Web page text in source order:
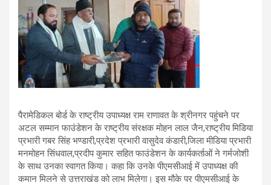
पैरामेडिकल बोर्ड के राष्ट्रीय उपाध्यक्ष राम राणावत के श्रीनगर पहुंचने पर
अटल सम्मान फाउंडेशन के राष्ट्रीय संरक्षक मोहन लाल जैन,राष्ट्रीय मिडिया
प्रभारी गबर सिंह भण्डारी,प्रदेश प्रभारी वासुदेव कंडारी,जिला मीडिया प्रभारी
मनमोहन सिंधवाल,प्रदीप कुमार सहित फाउंडेशन के कार्यकर्ताओं ने गर्मजोशी
के साथ उनका स्वागत किया। कहा कि उनके पीएमसीआई में उपाध्यक्ष की
कमान मिलने से उत्तराखंड को लाभ मिलेगा। इस मौके पर पीएमसीआई के